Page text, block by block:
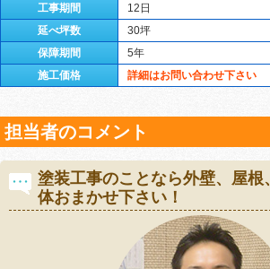
工事期間
12日
延べ坪数
30坪
保障期間
5年
施工価格
詳細はお問い合わせ下さい
担当者のコメント
塗装工事のことなら外壁、屋根
体おまかせ下さい！